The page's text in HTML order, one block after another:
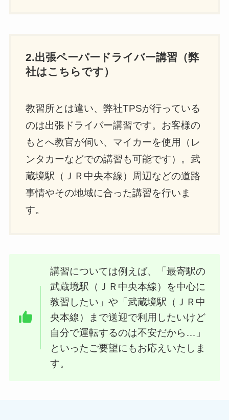
2.出張ペーパードライバー講習（弊
社はこちらです）
教習所とは違い、弊社TPSが行っている
のは出張ドライバー講習です。お客様の
もとへ教官が伺い、マイカーを使用（レ
ンタカーなどでの講習も可能です）。武
蔵境駅（ＪＲ中央本線）周辺などの道路
事情やその地域に合った講習を行いま
す。
講習については例えば、「最寄駅の
武蔵境駅（ＪＲ中央本線）を中心に
教習したい」や「武蔵境駅（ＪＲ中
央本線）まで送迎で利用したいけど
自分で運転するのは不安だから…」
といったご要望にもお応えいたしま
す。